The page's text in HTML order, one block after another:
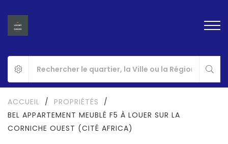
ACCUEIL / PROPRIÉTÉS
/
BEL APPARTEMENT MEUBLÉ F5 À LOUER SUR LA
CORNICHE OUEST (CITÉ AFRICA)